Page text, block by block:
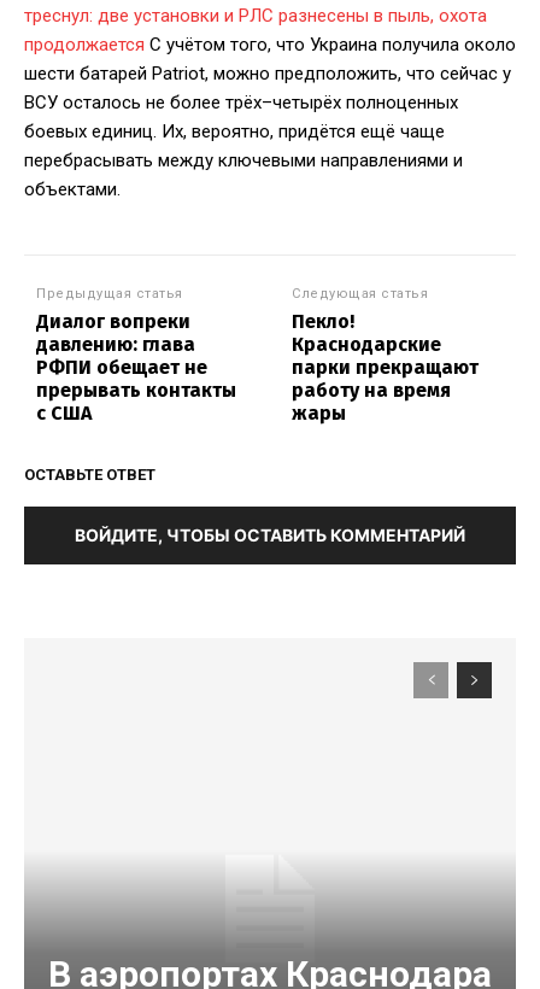
треснул: две установки и РЛС разнесены в пыль, охота
продолжается С учётом того, что Украина получила около
шести батарей Patriot, можно предположить, что сейчас у
ВСУ осталось не более трёх–четырёх полноценных
боевых единиц. Их, вероятно, придётся ещё чаще
перебрасывать между ключевыми направлениями и
объектами.
Предыдущая статья
Диалог вопреки
давлению: глава
РФПИ обещает не
прерывать контакты
с США
Следующая статья
Пекло!
Краснодарские
парки прекращают
работу на время
жары
ОСТАВЬТЕ ОТВЕТ
ВОЙДИТЕ, ЧТОБЫ ОСТАВИТЬ КОММЕНТАРИЙ
В аэропортах Краснодара